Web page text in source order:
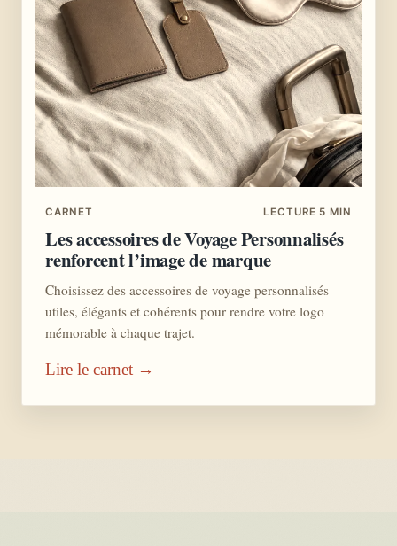
CARNET LECTURE 5 MIN
Les accessoires de Voyage Personnalisés
renforcent l’image de marque
Choisissez des accessoires de voyage personnalisés
utiles, élégants et cohérents pour rendre votre logo
mémorable à chaque trajet.
Lire le carnet →